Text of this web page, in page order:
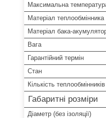
Максимальна
Матеріал теплообмінника
Матеріал бака-
Вага
Гарантійний термін
Стан
Кількість теплообмінників
Габаритні розміри
Діаметр (без ізоляції)